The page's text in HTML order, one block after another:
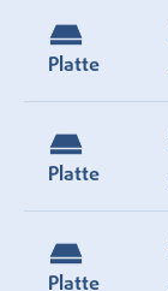
Platte
Platte
Platte